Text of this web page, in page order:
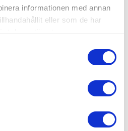
informationen med annan
eller som de har
deras tjänster.